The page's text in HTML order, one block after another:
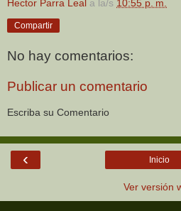
Hector Parra Leal a la/s 10:55 p. m.
Compartir
No hay comentarios:
Publicar un comentario
Escriba su Comentario
‹ Inicio
Ver versión